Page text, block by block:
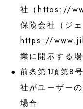
社（https://
保険会社（ジ
https://
業に開示する
前条第1項第8
社がユーザー
場合